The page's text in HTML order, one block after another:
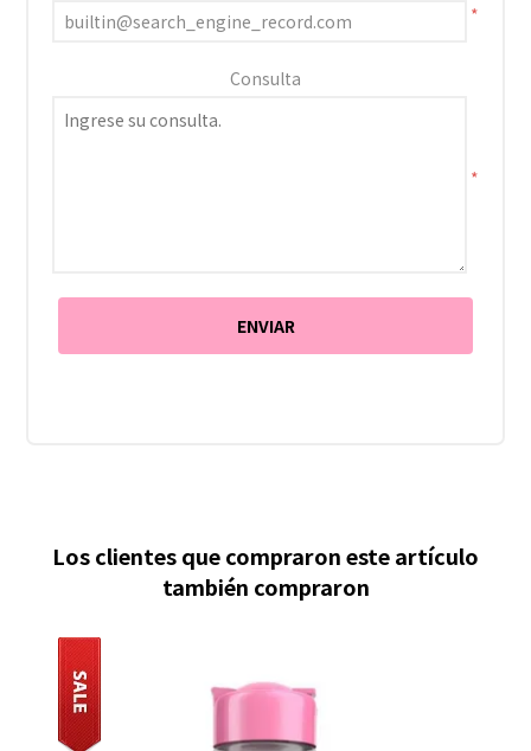
*
Consulta
*
Los clientes que compraron este artículo
también compraron